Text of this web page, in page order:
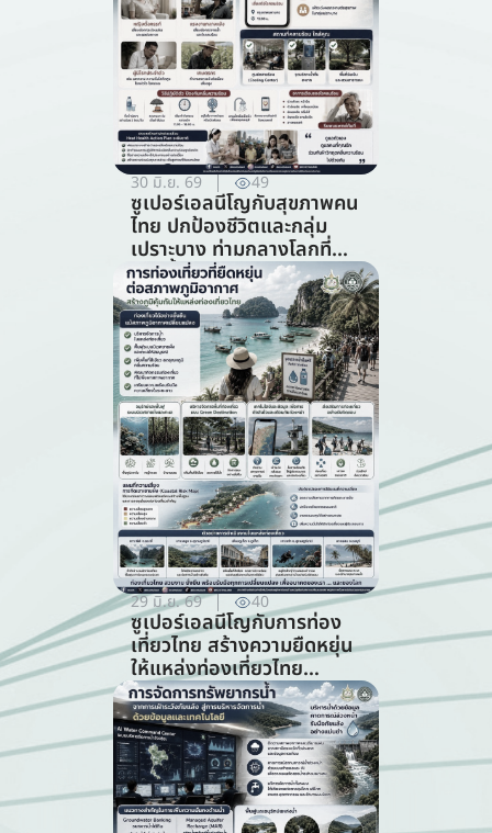
30 มิ.ย. 69 49
ซูเปอร์เอลนีโญกับสุขภาพคน
ไทย ปกป้องชีวิตและกลุ่ม
เปราะบาง ท่ามกลางโลกที่
ร้อนขึ้น (สาขาสาธารณสุข)
29 มิ.ย. 69 40
ซูเปอร์เอลนีโญกับการท่อง
เที่ยวไทย สร้างความยืดหยุ่น
ให้แหล่งท่องเที่ยวไทย
ท่ามกลางความท้าทายจาก
สภาพภูมิอากาศ (สาขาการ
ท่องเที่ยว)